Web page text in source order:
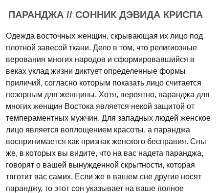
ПАРАНДЖА // СОННИК ДЭВИДА КРИСПА
Одежда восточных женщин, скрывающая их лицо под
плотной завесой ткани. Дело в том, что религиозные
верования многих народов и сформировавшийся в
веках уклад жизни диктует определенные формы
приличий, согласно которым показать лицо считается
позорным для женщины. Хотя, вероятно, паранджа для
многих женщин Востока является некой защитой от
темпераментных мужчин. Для западных людей женское
лицо является воплощением красоты, а паранджа
воспринимается как признак женского бесправия. Сны
же, в которых вы видите, что на вас надета паранджа,
говорят о вашей вынужденной скрытности, которая
тяготит вас самих. Если же в вашем сне другие носят
паранджу, то этот сон указывает на ваше полное